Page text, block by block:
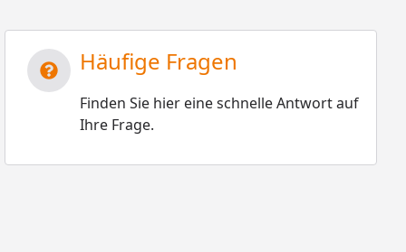
Häufige Fragen
Finden Sie hier eine schnelle Antwort auf
Ihre Frage.